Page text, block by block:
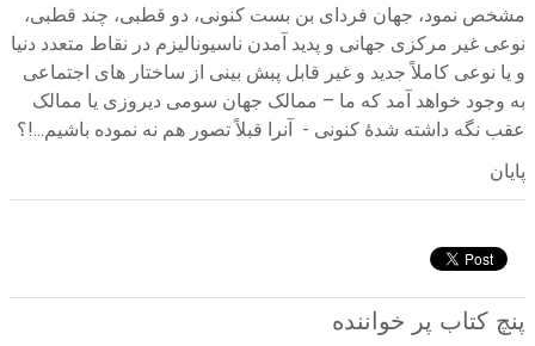
مشخص نمود، جهان فردای بن بست کنونی، دو قطبی، چند قطبی،
نوعی غیر مرکزی جهانی و پدید آمدن ناسیونالیزم در نقاط متعدد دنیا
و یا نوعی کاملاً جدید و غیر قابل پبش بینی از ساختار های اجتماعی
به وجود خواهد آمد که ما – ممالک جهان سومی دیروزی یا ممالک
عقب نگه داشته شدۀ کنونی - آنرا قبلاً تصور هم نه نموده باشیم...!؟
پایان
پنچ کتاب پر خواننده